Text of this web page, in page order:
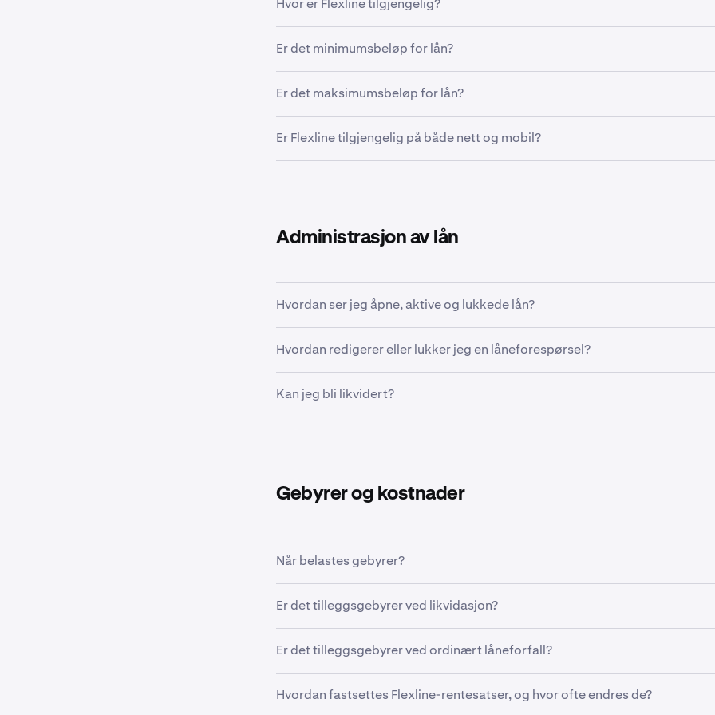
Hvor er Flexline tilgjengelig?
Alle verifiserte kunder i godkjente geografiske områder kan bruke Flexline.
ikke tilgjengelig i Australia, Brasil, Canada, India, De forente arabiske
Storbritannia. Kunder i USA må haECP-status.
Er det minimumsbeløp for lån?
Ja, det gjelder minimumsbeløp avhengig av markedet. Dette tilsvarer
Er det maksimumsbeløp for lån?
Flexline-lån er begrenset av tilgjengelig beholdning. I tillegg teller lånte
marginkvotegrensendin.
Er Flexline tilgjengelig på både nett og mobil?
Administrasjon av lån
Hvordan ser jeg åpne, aktive og lukkede lån?
Se supportartikkelen vår om åpne, aktive og lukkede lån
Hvordan redigerer eller lukker jeg en låneforespørsel?
Når et lån er åpnet, kan ikke lånevalutaen, forfallsdatoen, rentesatsen eller
endres manuelt. Utestående lånebeløp trekkes automatisk fra
ved forfall. Hvis det ikke er nok av lånevalutaen i hovedlommeboken din,
Kan jeg bli likvidert?
Gebyrer og kostnader
Når belastes gebyrer?
Et engangs etableringsgebyr belastes når Flexline-lånet opprettes. I tillegg
renter hver 4. time i hele lånets løpetid.
Er det tilleggsgebyrer ved likvidasjon?
Nei, likvidasjoner medfører ingen tilleggsgebyrer. Det kan imidlertid påløpe
andre eiendeler må konverteres til lånevalutaen på grunn av utilstrekkelig
her.
Er det tilleggsgebyrer ved ordinært låneforfall?
Nei, lån som forfaller på planlagt dato, belastes ingen tilleggsgebyrer. Den
trekkes automatisk fra hovedlommeboken ved forfall. Det kan imidlertid
Hvordan fastsettes Flexline-rentesatser, og hvor ofte endres de?